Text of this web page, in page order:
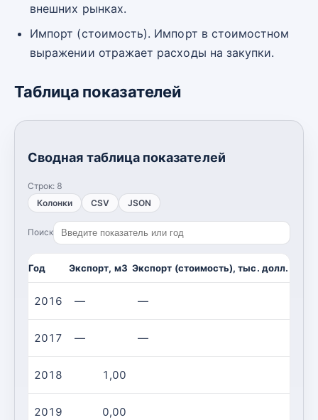
внешних рынках.
Импорт (стоимость). Импорт в стоимостном
выражении отражает расходы на закупки.
Таблица показателей
Сводная таблица показателей
Строк: 8
Колонки
CSV JSON
Поиск
Год Экспорт, м3 Экспорт (стоимость), тыс. долл. США
2016 — —
2017 — —
2018 1,00
2019 0,00